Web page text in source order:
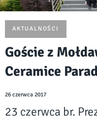
AKTUALNOŚCI
Goście z
Ceramice
26 czerwca 2017
23 czerwca br.